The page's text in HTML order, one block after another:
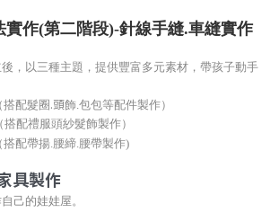
實作(第二階段)-針線手縫.車縫實作
，以三種主題，提供豐富多元素材，帶孩子動手
配髮圈 .頭飾.包包等配件製作）
配禮服頭紗髮飾製作）
配帶揚.腰締.腰帶製作)
具製作
己的娃娃屋。